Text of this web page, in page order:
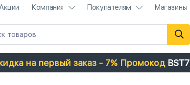
Компания Покупателям Магазины
на первый заказ - 7% Промокод BST7